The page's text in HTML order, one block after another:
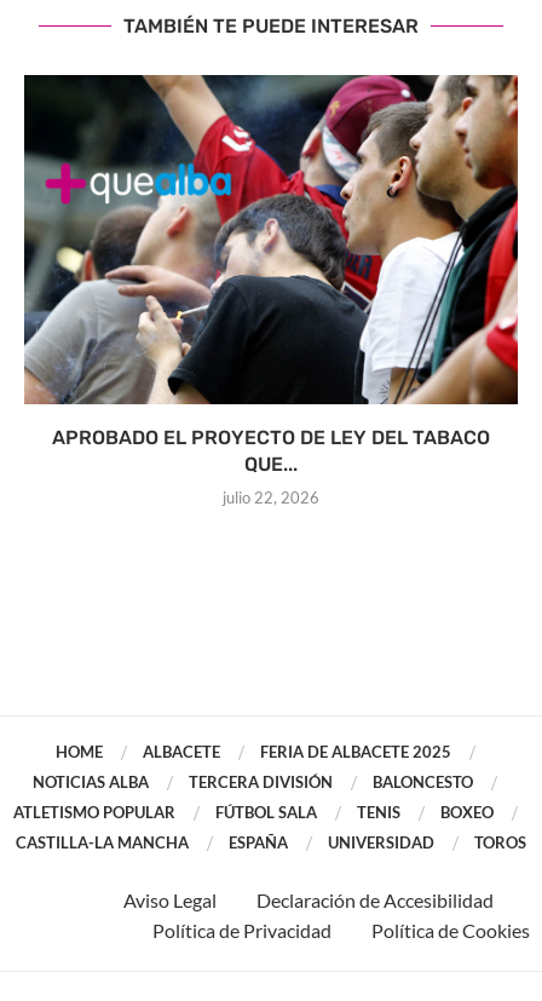
TAMBIÉN TE PUEDE INTERESAR
APROBADO EL PROYECTO DE LEY DEL TABACO
QUE...
julio 22, 2026
HOME ALBACETE
FERIA DE ALBACETE 2025
NOTICIAS ALBA
TERCERA DIVISIÓN
BALONCESTO
ATLETISMO POPULAR
FÚTBOL SALA TENIS
BOXEO
CASTILLA-LA MANCHA
ESPAÑA UNIVERSIDAD TOROS
Aviso Legal
Declaración de Accesibilidad
Política de Privacidad
Política de Cookies